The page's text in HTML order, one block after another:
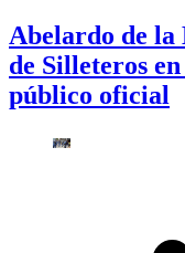
Abelardo de la
de Silleteros
público oficial